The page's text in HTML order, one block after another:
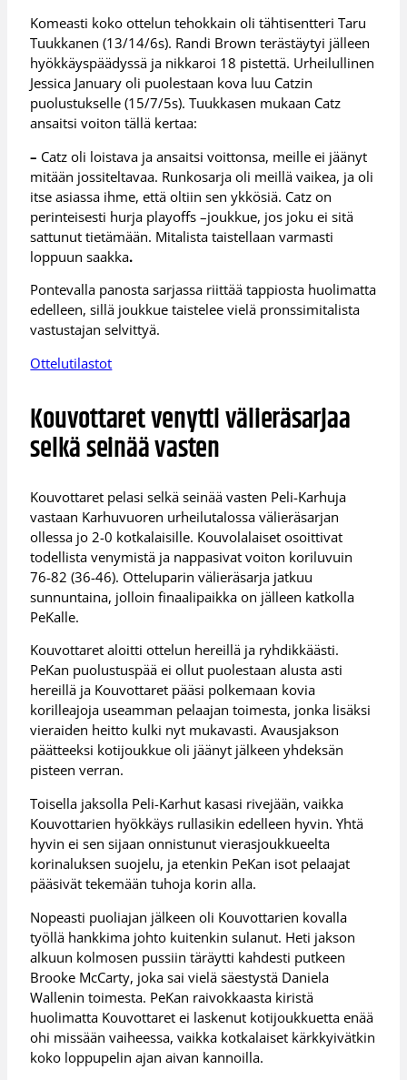
Komeasti koko ottelun tehokkain oli tähtisentteri Taru
Tuukkanen (13/14/6s). Randi Brown terästäytyi jälleen
hyökkäyspäädyssä ja nikkaroi 18 pistettä. Urheilullinen
Jessica January oli puolestaan kova luu Catzin
puolustukselle (15/7/5s). Tuukkasen mukaan Catz
ansaitsi voiton tällä kertaa:
– Catz oli loistava ja ansaitsi voittonsa, meille ei jäänyt
mitään jossiteltavaa. Runkosarja oli meillä vaikea, ja oli
itse asiassa ihme, että oltiin sen ykkösiä. Catz on
perinteisesti hurja playoffs –joukkue, jos joku ei sitä
sattunut tietämään. Mitalista taistellaan varmasti
loppuun saakka.
Pontevalla panosta sarjassa riittää tappiosta huolimatta
edelleen, sillä joukkue taistelee vielä pronssimitalista
vastustajan selvittyä.
Ottelutilastot
Kouvottaret venytti välieräsarjaa
selkä seinää vasten
Kouvottaret pelasi selkä seinää vasten Peli-Karhuja
vastaan Karhuvuoren urheilutalossa välieräsarjan
ollessa jo 2-0 kotkalaisille. Kouvolalaiset osoittivat
todellista venymistä ja nappasivat voiton koriluvuin
76-82 (36-46). Otteluparin välieräsarja jatkuu
sunnuntaina, jolloin finaalipaikka on jälleen katkolla
PeKalle.
Kouvottaret aloitti ottelun hereillä ja ryhdikkäästi.
PeKan puolustuspää ei ollut puolestaan alusta asti
hereillä ja Kouvottaret pääsi polkemaan kovia
korilleajoja useamman pelaajan toimesta, jonka lisäksi
vieraiden heitto kulki nyt mukavasti. Avausjakson
päätteeksi kotijoukkue oli jäänyt jälkeen yhdeksän
pisteen verran.
Toisella jaksolla Peli-Karhut kasasi rivejään, vaikka
Kouvottarien hyökkäys rullasikin edelleen hyvin. Yhtä
hyvin ei sen sijaan onnistunut vierasjoukkueelta
korinaluksen suojelu, ja etenkin PeKan isot pelaajat
pääsivät tekemään tuhoja korin alla.
Nopeasti puoliajan jälkeen oli Kouvottarien kovalla
työllä hankkima johto kuitenkin sulanut. Heti jakson
alkuun kolmosen pussiin täräytti kahdesti putkeen
Brooke McCarty, joka sai vielä säestystä Daniela
Wallenin toimesta. PeKan raivokkaasta kiristä
huolimatta Kouvottaret ei laskenut kotijoukkuetta enää
ohi missään vaiheessa, vaikka kotkalaiset kärkkyivätkin
koko loppupelin ajan aivan kannoilla.